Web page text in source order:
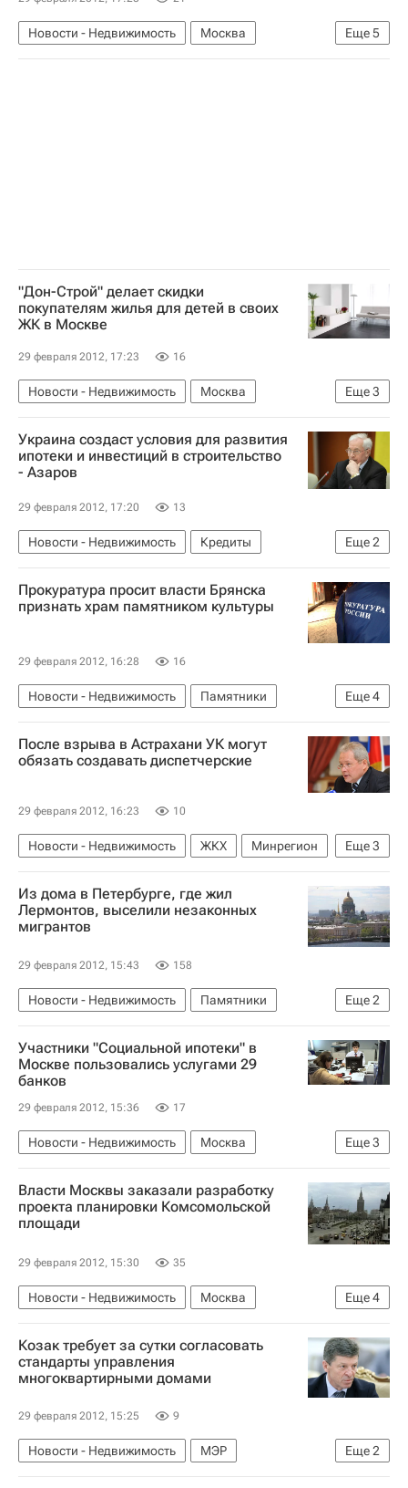
Еще5
Новости - Недвижимость
Москва
Парковка
Инфраструктура
"Дон-Строй" делает скидки
покупателям жилья для детей в своих
ЖК в Москве
29 февраля 2012, 17:23 16
Еще3
Новости - Недвижимость
Москва
Дон-Строй
Жилье Россия
Украина создаст условия для развития
ипотеки и инвестиций в строительство
- Азаров
29 февраля 2012, 17:20 13
Еще2
Новости - Недвижимость
Кредиты
Ипотека
Украина
Прокуратура просит власти Брянска
признать храм памятником культуры
29 февраля 2012, 16:28 16
Еще4
Новости - Недвижимость
Памятники
Брянская область
Храмы
Городская среда
Россия
После взрыва в Астрахани УК могут
обязать создавать диспетчерские
29 февраля 2012, 16:23 10
Еще3
Новости - Недвижимость ЖКХ
Минрегион
Виктор Басаргин
Инфраструктура Россия
Из дома в Петербурге, где жил
Лермонтов, выселили незаконных
мигрантов
29 февраля 2012, 15:43 158
Еще2
Новости - Недвижимость
Памятники
Городская среда
Россия
Участники "Социальной ипотеки" в
Москве пользовались услугами 29
банков
29 февраля 2012, 15:36 17
Еще3
Новости - Недвижимость
Москва
Кредиты
Ипотека Россия
Власти Москвы заказали разработку
проекта планировки Комсомольской
площади
29 февраля 2012, 15:30 35
Еще4
Новости - Недвижимость
Москва
Конкурсы
Москомархитектура
Инфраструктура
Россия
Козак требует за сутки согласовать
стандарты управления
многоквартирными домами
29 февраля 2012, 15:25 9
Еще2
Новости - Недвижимость
МЭР
Дмитрий Козак
Россия